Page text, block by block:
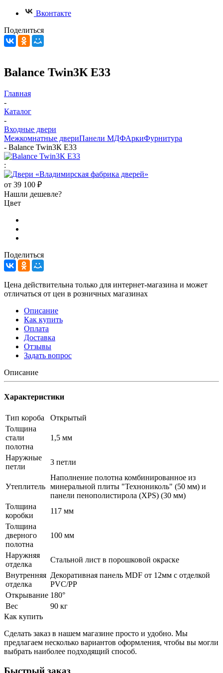
Вконтакте
Поделиться
Balance Twin3К E33
Главная
-
Каталог
-
Входные двери
Межкомнатные двериПанели МДФАркиФурнитура
- Balance Twin3К E33
:
от 39 100 ₽
Нашли дешевле?
Цвет
Поделиться
Цена действительна только для интернет-магазина и может
отличаться от цен в розничных магазинах
Описание
Как купить
Оплата
Доставка
Отзывы
Задать вопрос
Описание
Характеристики
Тип короба
Открытый
Толщина
стали
полотна
1,5 мм
Наружные
петли
3 петли
Утеплитель
Наполнение полотна комбинированное из
минеральной плиты "Технониколь" (50 мм) и
панели пенополистирола (XPS) (30 мм)
Толщина
коробки
117 мм
Толщина
дверного
полотна
100 мм
Наружняя
отделка
Стальной лист в порошковой окраске
Внутренняя
отделка
Декоративная панель MDF от 12мм с отделкой
PVC/PP
Открывание 180°
Вес
90 кг
Как купить
Сделать заказ в нашем магазине просто и удобно. Мы
предлагаем несколько вариантов оформления, чтобы вы могли
выбрать наиболее подходящий способ.
Быстрый заказ